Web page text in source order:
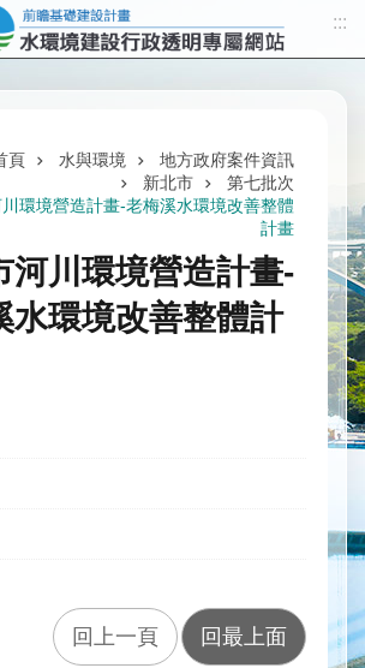
:::
頁 水與環境
地方政府案件資訊
新北市
第七批次
環境營造計畫-老梅溪水環境改善整體
計畫
河川環境營造計畫-
水環境改善整體計
回上一頁 回最上面